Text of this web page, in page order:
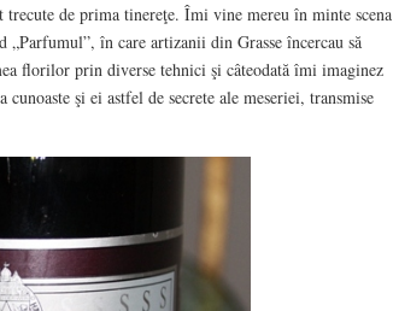
de prima tinereţe. Îmi vine mereu în minte scena
în care artizanii din Grasse încercau să
florilor prin diverse tehnici şi câteodată îmi imaginez
şi ei astfel de secrete ale meseriei, transmise